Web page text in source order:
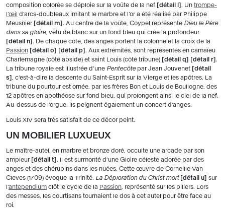
composition colorée se déploie sur la voûte de la nef
détail l . Un trompe-
l’œil d’arcs-doubleaux imitant le marbre et l’or a été réalisé par Philippe
Meusnier détail m . Au centre de la voûte, Coypel représente Dieu le Père
dans sa gloire, vêtu de blanc sur un fond bleu qui crée la profondeur
détail n . De chaque côté, des anges portent la colonne et la croix de la
Passion
détail o détail p . Aux extrémités, sont représentés en camaïeu
Charlemagne (côté abside) et saint Louis (côté tribune)
détail q détail r .
La tribune royale est illustrée d’une Pentecôtepar Jean Jouvenet
détail
s
, c’est-à-dire la descente du Saint-Esprit sur la Vierge et les apôtres. La
tribune du pourtour est ornée, par les frères Bon et Louis de Boullogne, des
12 apôtres en apothéose sur fond bleu, qui prolongent ainsi le ciel de la nef.
Au-dessus de l’orgue, ils peignent également un concert d’anges.
Louis XIV sera très satisfait de ce décor peint.
UN MOBILIER LUXUEUX
Le maître-autel, en marbre et bronze doré, occulte une arcade par son
ampleur détail t . Il est surmonté d’une Gloire céleste adorée par des
anges et des chérubins dans les nuées. Cette œuvre de Corneille Van
Cleves (1709) évoque la Trinité. La Déploration du Christ mort détail u
sur
l’antependium clôt le cycle de la Passion , représenté sur les piliers. Lors
des messes, les courtisans tournaient le dos à cet autel pour être face au
roi.